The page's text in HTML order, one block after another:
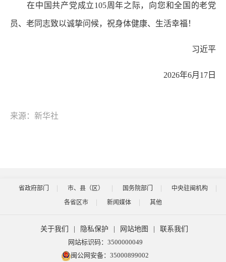
在中国共产党成立105周年之际，向您和全国的老党
员、老同志致以诚挚问候，祝身体健康、生活幸福！
习近平
2026年6月17日
来源：新华社
省政府部门 市、县（区） 国务院部门
中央驻闽机构
各省区市
新闻媒体 其他
关于我们 隐私保护 网站地图
联系我们
网站标识码：3500000049
闽公网安备：35000899002